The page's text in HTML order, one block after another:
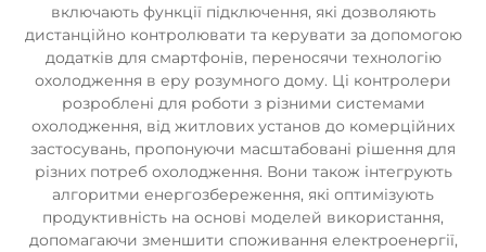
включають функції підключення, які дозволяють
дистанційно контролювати та керувати за допомогою
додатків для смартфонів, переносячи технологію
охолодження в еру розумного дому. Ці контролери
розроблені для роботи з різними системами
охолодження, від житлових установ до комерційних
застосувань, пропонуючи масштабовані рішення для
різних потреб охолодження. Вони також інтегрують
алгоритми енергозбереження, які оптимізують
продуктивність на основі моделей використання,
допомагаючи зменшити споживання електроенергії,